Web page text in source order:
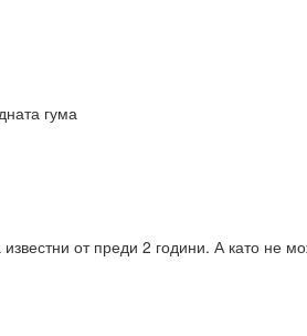
гума
от преди 2 години. А като не